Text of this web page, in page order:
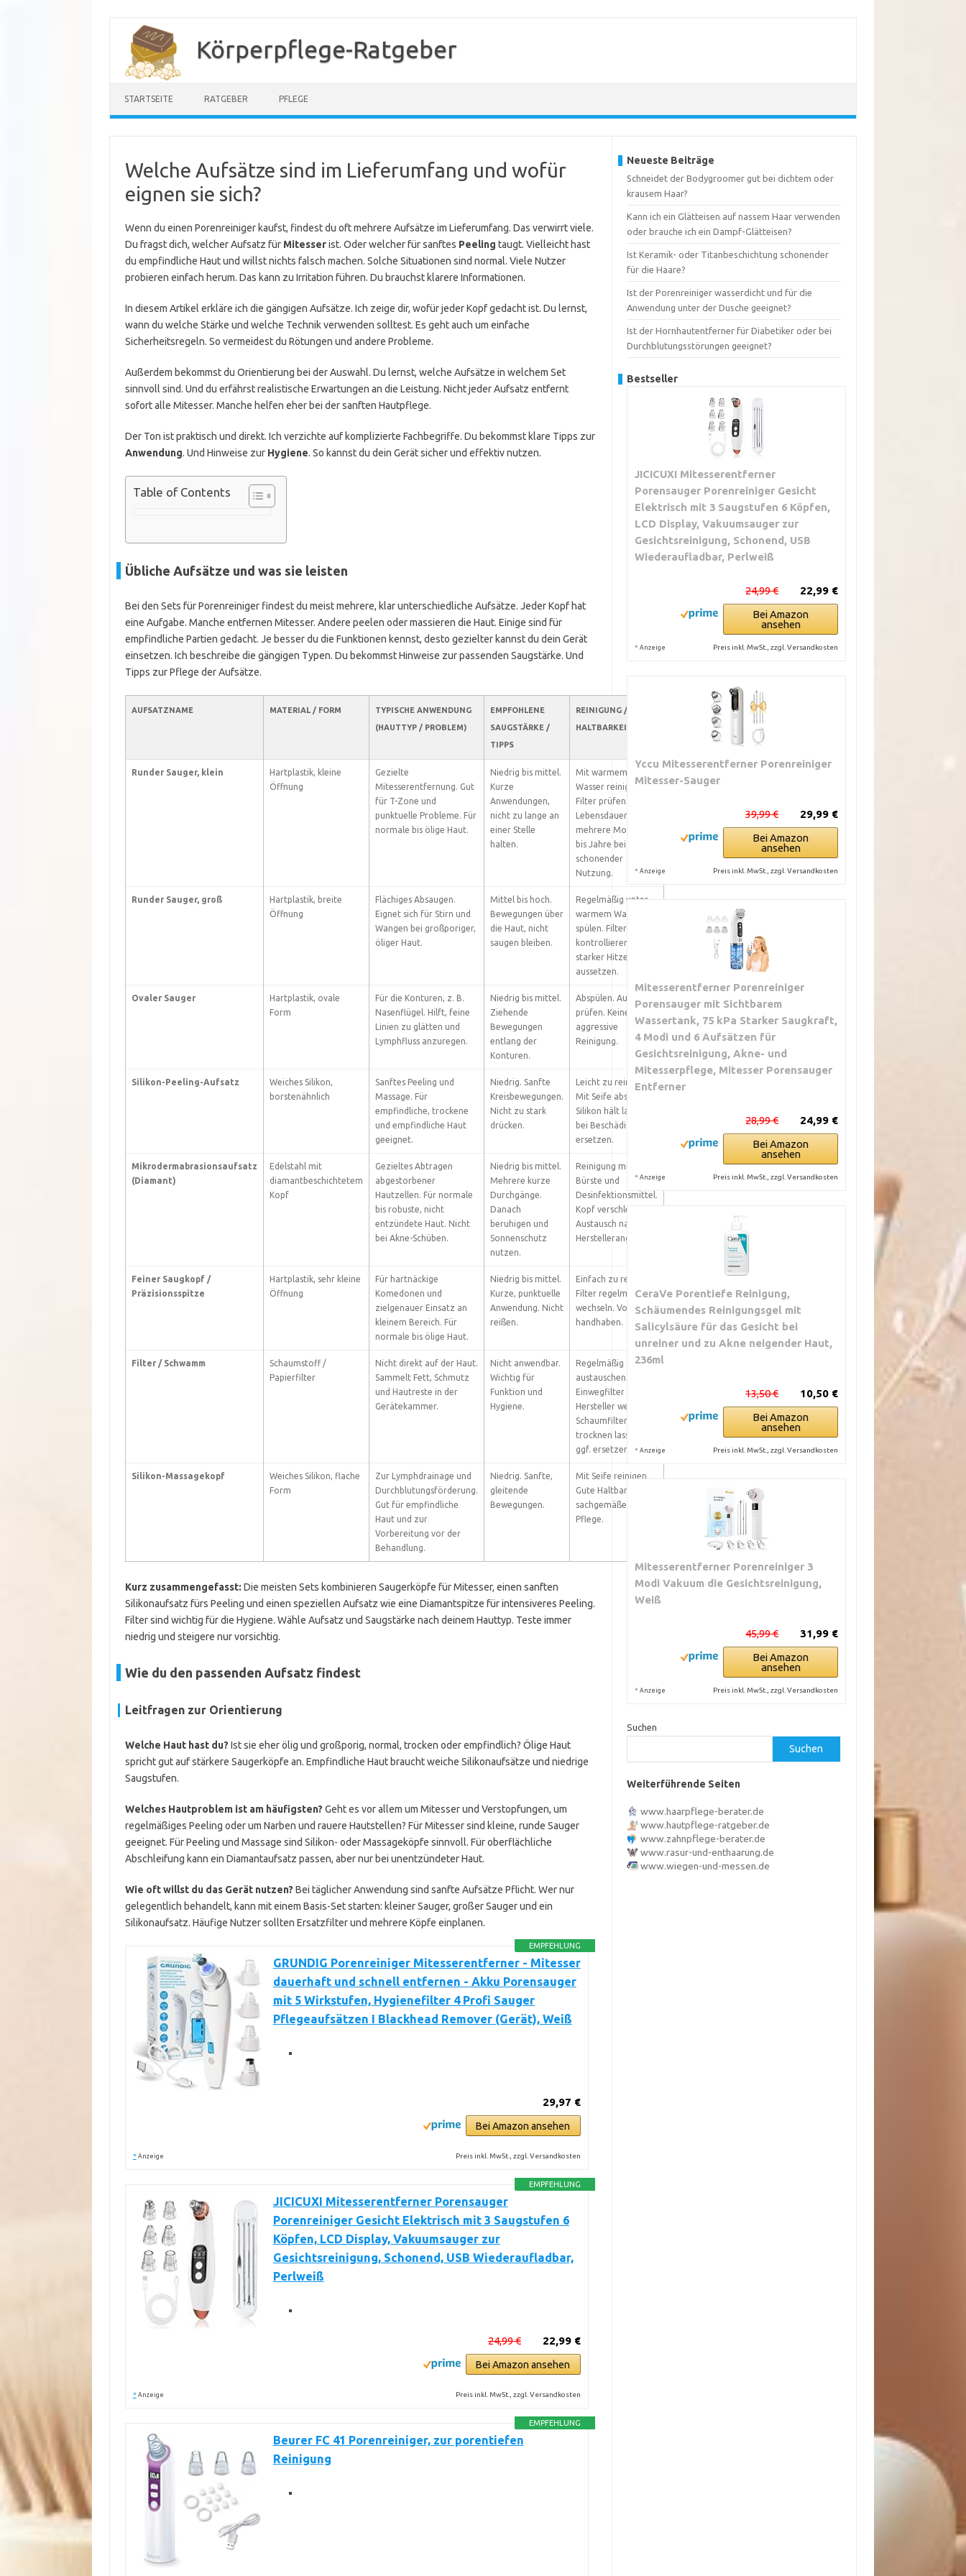
Inhalt
springen
Körperpflege-Ratgeber
STARTSEITE RATGEBER PFLEGE
Welche Aufsätze sind im Lieferumfang und wofür
eignen sie sich?
Wenn du einen Porenreiniger kaufst, findest du oft mehrere Aufsätze im Lieferumfang. Das verwirrt viele.
Du fragst dich, welcher Aufsatz für Mitesserist. Oder welcher für sanftes Peeling taugt. Vielleicht hast
du empfindliche Haut und willst nichts falsch machen. Solche Situationen sind normal. Viele Nutzer
probieren einfach herum. Das kann zu Irritation führen. Du brauchst klarere Informationen.
In diesem Artikel erkläre ich die gängigen Aufsätze. Ich zeige dir, wofür jeder Kopf gedacht ist. Du lernst,
wann du welche Stärke und welche Technik verwenden solltest. Es geht auch um einfache
Sicherheitsregeln. So vermeidest du Rötungen und andere Probleme.
Außerdem bekommst du Orientierung bei der Auswahl. Du lernst, welche Aufsätze in welchem Set
sinnvoll sind. Und du erfährst realistische Erwartungen an die Leistung. Nicht jeder Aufsatz entfernt
sofort alle Mitesser. Manche helfen eher bei der sanften Hautpflege.
Der Ton ist praktisch und direkt. Ich verzichte auf komplizierte Fachbegriffe. Du bekommst klare Tipps zur
Anwendung. Und Hinweise zur Hygiene. So kannst du dein Gerät sicher und effektiv nutzen.
Table of Contents
Übliche Aufsätze und was sie leisten
Bei den Sets für Porenreiniger findest du meist mehrere, klar unterschiedliche Aufsätze. Jeder Kopf hat
eine Aufgabe. Manche entfernen Mitesser. Andere peelen oder massieren die Haut. Einige sind für
empfindliche Partien gedacht. Je besser du die Funktionen kennst, desto gezielter kannst du dein Gerät
einsetzen. Ich beschreibe die gängigen Typen. Du bekommst Hinweise zur passenden Saugstärke. Und
Tipps zur Pflege der Aufsätze.
AUFSATZNAME MATERIAL / FORM
TYPISCHE ANWENDUNG
(HAUTTYP / PROBLEM)
EMPFOHLENE
SAUGSTÄRKE /
TIPPS
REINIGUNG /
HALTBARKEIT
Runder Sauger, klein
Hartplastik, kleine
Öffnung
Gezielte
Mitesserentfernung. Gut
für T-Zone und
punktuelle Probleme. Für
normale bis ölige Haut.
Niedrig bis mittel.
Kurze
Anwendungen,
nicht zu lange an
einer Stelle
halten.
Mit warmem
Wasser reinigen.
Filter prüfen.
Lebensdauer:
mehrere Monate
bis Jahre bei
schonender
Nutzung.
Runder Sauger, groß
Hartplastik, breite
Öffnung
Flächiges Absaugen.
Eignet sich für Stirn und
Wangen bei großporiger,
öliger Haut.
Mittel bis hoch.
Bewegungen über
die Haut, nicht
saugen bleiben.
Regelmäßig unter
warmem Wasser
spülen. Filter
kontrollieren. Nicht
starker Hitze
aussetzen.
Ovaler Sauger
Hartplastik, ovale
Form
Für die Konturen, z. B.
Nasenflügel. Hilft, feine
Linien zu glätten und
Lymphfluss anzuregen.
Niedrig bis mittel.
Ziehende
Bewegungen
entlang der
Konturen.
Abspülen. Auf Risse
prüfen. Keine
aggressive
Reinigung.
Silikon-Peeling-Aufsatz
Weiches Silikon,
borstenähnlich
Sanftes Peeling und
Massage. Für
empfindliche, trockene
und empfindliche Haut
geeignet.
Niedrig. Sanfte
Kreisbewegungen.
Nicht zu stark
drücken.
Leicht zu reinigen.
Mit Seife abspülen.
Silikon hält lange,
bei Beschädigung
ersetzen.
Mikrodermabrasionsaufsatz
(Diamant)
Edelstahl mit
diamantbeschichtetem
Kopf
Gezieltes Abtragen
abgestorbener
Hautzellen. Für normale
bis robuste, nicht
entzündete Haut. Nicht
bei Akne-Schüben.
Niedrig bis mittel.
Mehrere kurze
Durchgänge.
Danach
beruhigen und
Sonnenschutz
nutzen.
Reinigung mit
Bürste und
Desinfektionsmittel.
Kopf verschleißt,
Austausch nach
Herstellerangabe.
Feiner Saugkopf /
Präzisionsspitze
Hartplastik, sehr kleine
Öffnung
Für hartnäckige
Komedonen und
zielgenauer Einsatz an
kleinem Bereich. Für
normale bis ölige Haut.
Niedrig bis mittel.
Kurze, punktuelle
Anwendung. Nicht
reißen.
Einfach zu reinigen.
Filter regelmäßig
wechseln. Vorsichtig
handhaben.
Filter / Schwamm
Schaumstoff /
Papierfilter
Nicht direkt auf der Haut.
Sammelt Fett, Schmutz
und Hautreste in der
Gerätekammer.
Nicht anwendbar.
Wichtig für
Funktion und
Hygiene.
Regelmäßig
austauschen.
Einwegfilter nach
Hersteller wechseln.
Schaumfilter
trocknen lassen und
ggf. ersetzen.
Silikon-Massagekopf
Weiches Silikon, flache
Form
Zur Lymphdrainage und
Durchblutungsförderung.
Gut für empfindliche
Haut und zur
Vorbereitung vor der
Behandlung.
Niedrig. Sanfte,
gleitende
Bewegungen.
Mit Seife reinigen.
Gute Haltbarkeit bei
sachgemäßer
Pflege.
Kurz zusammengefasst: Die meisten Sets kombinieren Saugerköpfe für Mitesser, einen sanften
Silikonaufsatz fürs Peeling und einen speziellen Aufsatz wie eine Diamantspitze für intensiveres Peeling.
Filter sind wichtig für die Hygiene. Wähle Aufsatz und Saugstärke nach deinem Hauttyp. Teste immer
niedrig und steigere nur vorsichtig.
Wie du den passenden Aufsatz findest
Leitfragen zur Orientierung
Welche Haut hast du? Ist sie eher ölig und großporig, normal, trocken oder empfindlich? Ölige Haut
spricht gut auf stärkere Saugerköpfe an. Empfindliche Haut braucht weiche Silikonaufsätze und niedrige
Saugstufen.
Welches Hautproblem ist am häufigsten? Geht es vor allem um Mitesser und Verstopfungen, um
regelmäßiges Peeling oder um Narben und rauere Hautstellen? Für Mitesser sind kleine, runde Sauger
geeignet. Für Peeling und Massage sind Silikon- oder Massageköpfe sinnvoll. Für oberflächliche
Abschleifung kann ein Diamantaufsatz passen, aber nur bei unentzündeter Haut.
Wie oft willst du das Gerät nutzen? Bei täglicher Anwendung sind sanfte Aufsätze Pflicht. Wer nur
gelegentlich behandelt, kann mit einem Basis-Set starten: kleiner Sauger, großer Sauger und ein
Silikonaufsatz. Häufige Nutzer sollten Ersatzfilter und mehrere Köpfe einplanen.
EMPFEHLUNG
GRUNDIG Porenreiniger Mitesserentferner - Mitesser
dauerhaft und schnell entfernen - Akku Porensauger
mit 5 Wirkstufen, Hygienefilter 4 Profi Sauger
Pflegeaufsätzen I Blackhead Remover (Gerät), Weiß
29,97 €
Bei Amazon ansehen
* Anzeige Preis inkl. MwSt., zzgl. Versandkosten
EMPFEHLUNG
JICICUXI Mitesserentferner Porensauger
Porenreiniger Gesicht Elektrisch mit 3 Saugstufen 6
Köpfen, LCD Display, Vakuumsauger zur
Gesichtsreinigung, Schonend, USB Wiederaufladbar,
Perlweiß
22,99 €
24,99 €
Bei Amazon ansehen
* Anzeige Preis inkl. MwSt., zzgl. Versandkosten
EMPFEHLUNG
Beurer FC 41 Porenreiniger, zur porentiefen
Reinigung
Neueste Beiträge
Schneidet der Bodygroomer gut bei dichtem oder
krausem Haar?
Kann ich ein Glätteisen auf nassem Haar verwenden
oder brauche ich ein Dampf-Glätteisen?
Ist Keramik- oder Titanbeschichtung schonender
für die Haare?
Ist der Porenreiniger wasserdicht und für die
Anwendung unter der Dusche geeignet?
Ist der Hornhautentferner für Diabetiker oder bei
Durchblutungsstörungen geeignet?
Bestseller
JICICUXI Mitesserentferner
Porensauger Porenreiniger Gesicht
Elektrisch mit 3 Saugstufen 6 Köpfen,
LCD Display, Vakuumsauger zur
Gesichtsreinigung, Schonend, USB
Wiederaufladbar, Perlweiß
22,99 €
24,99 €
Bei Amazon
ansehen
* Anzeige Preis inkl. MwSt., zzgl. Versandkosten
Yccu Mitesserentferner Porenreiniger
Mitesser-Sauger
29,99 €
39,99 €
Bei Amazon
ansehen
* Anzeige Preis inkl. MwSt., zzgl. Versandkosten
Mitesserentferner Porenreiniger
Porensauger mit Sichtbarem
Wassertank, 75 kPa Starker Saugkraft,
4 Modi und 6 Aufsätzen für
Gesichtsreinigung, Akne- und
Mitesserpflege, Mitesser Porensauger
Entferner
24,99 €
28,99 €
Bei Amazon
ansehen
* Anzeige Preis inkl. MwSt., zzgl. Versandkosten
CeraVe Porentiefe Reinigung,
Schäumendes Reinigungsgel mit
Salicylsäure für das Gesicht bei
unreiner und zu Akne neigender Haut,
236ml
10,50 €
13,50 €
Bei Amazon
ansehen
* Anzeige Preis inkl. MwSt., zzgl. Versandkosten
Mitesserentferner Porenreiniger 3
Modi Vakuum die Gesichtsreinigung,
Weiß
31,99 €
45,99 €
Bei Amazon
ansehen
* Anzeige Preis inkl. MwSt., zzgl. Versandkosten
Suchen
Suchen
Weiterführende Seiten
www.haarpflege-berater.de
www.hautpflege-ratgeber.de
www.zahnpflege-berater.de
www.rasur-und-enthaarung.de
www.wiegen-und-messen.de